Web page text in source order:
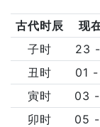
古代时辰 现
子时
23
丑时
01
寅时
03
卯时
05